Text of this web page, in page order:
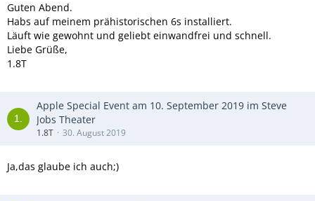
Guten Abend.
Habs auf meinem prähistorischen 6s installiert.
Läuft wie gewohnt und geliebt einwandfrei und schnell.
Liebe Grüße,
1.8T
Apple Special Event am 10. September 2019 im Steve
Jobs Theater
1.8T 30. August 2019
Ja,das glaube ich auch;)